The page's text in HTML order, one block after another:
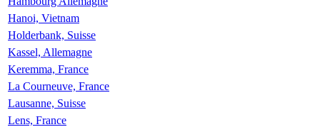
Hanoi, Vietnam
Holderbank, Suisse
Kassel, Allemagne
Keremma, France
La Courneuve, France
Lausanne, Suisse
Lens, France